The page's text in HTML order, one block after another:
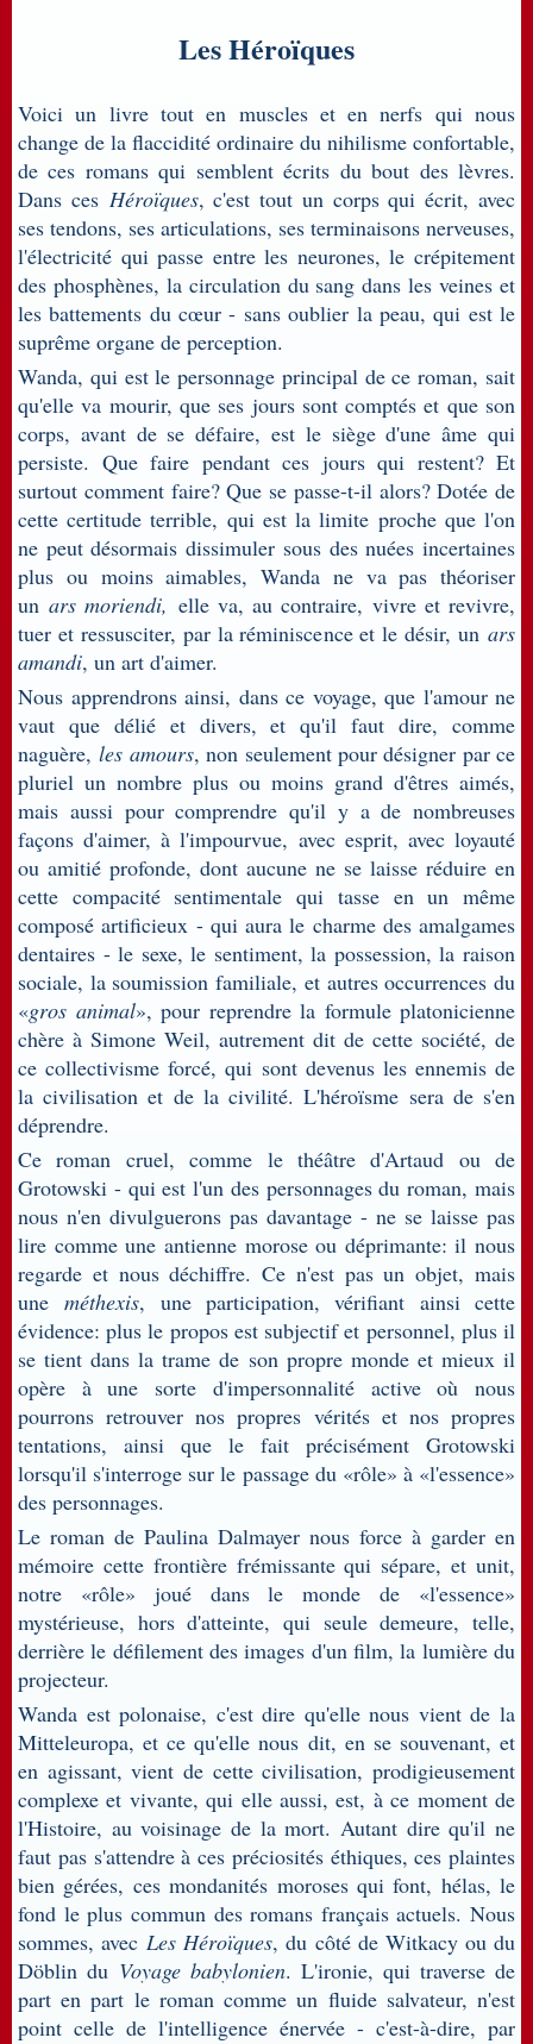
Les Héroïques
Voici un livre tout en muscles et en nerfs qui nous
change de la flaccidité ordinaire du nihilisme confortable,
de ces romans qui semblent écrits du bout des lèvres.
Dans ces Héroïques, c'est tout un corps qui écrit, avec
ses tendons, ses articulations, ses terminaisons nerveuses,
l'électricité qui passe entre les neurones, le crépitement
des phosphènes, la circulation du sang dans les veines et
les battements du cœur - sans oublier la peau, qui est le
suprême organe de perception.
Wanda, qui est le personnage principal de ce roman, sait
qu'elle va mourir, que ses jours sont comptés et que son
corps, avant de se défaire, est le siège d'une âme qui
persiste. Que faire pendant ces jours qui restent? Et
surtout comment faire? Que se passe-t-il alors? Dotée de
cette certitude terrible, qui est la limite proche que l'on
ne peut désormais dissimuler sous des nuées incertaines
plus ou moins aimables, Wanda ne va pas théoriser
unars moriendi, elle va, au contraire, vivre et revivre,
tuer et ressusciter, par la réminiscence et le désir, un ars
amandi, un art d'aimer.
Nous apprendrons ainsi, dans ce voyage, que l'amour ne
vaut que délié et divers, et qu'il faut dire, comme
naguère,les amours, non seulement pour désigner par ce
pluriel un nombre plus ou moins grand d'êtres aimés,
mais aussi pour comprendre qu'il y a de nombreuses
façons d'aimer, à l'impourvue, avec esprit, avec loyauté
ou amitié profonde, dont aucune ne se laisse réduire en
cette compacité sentimentale qui tasse en un même
composé artificieux - qui aura le charme des amalgames
dentaires - le sexe, le sentiment, la possession, la raison
sociale, la soumission familiale, et autres occurrences du
«gros animal», pour reprendre la formule platonicienne
chère à Simone Weil, autrement dit de cette société, de
ce collectivisme forcé, qui sont devenus les ennemis de
la civilisation et de la civilité. L'héroïsme sera de s'en
déprendre.
Ce roman cruel, comme le théâtre d'Artaud ou de
Grotowski - qui est l'un des personnages du roman, mais
nous n'en divulguerons pas davantage - ne se laisse pas
lire comme une antienne morose ou déprimante: il nous
regarde et nous déchiffre. Ce n'est pas un objet, mais
uneméthexis, une participation, vérifiant ainsi cette
évidence: plus le propos est subjectif et personnel, plus il
se tient dans la trame de son propre monde et mieux il
opère à une sorte d'impersonnalité active où nous
pourrons retrouver nos propres vérités et nos propres
tentations, ainsi que le fait précisément Grotowski
lorsqu'il s'interroge sur le passage du «rôle» à «l'essence»
des personnages.
Le roman de Paulina Dalmayer nous force à garder en
mémoire cette frontière frémissante qui sépare, et unit,
notre «rôle» joué dans le monde de «l'essence»
mystérieuse, hors d'atteinte, qui seule demeure, telle,
derrière le défilement des images d'un film, la lumière du
projecteur.
Wanda est polonaise, c'est dire qu'elle nous vient de la
Mitteleuropa, et ce qu'elle nous dit, en se souvenant, et
en agissant, vient de cette civilisation, prodigieusement
complexe et vivante, qui elle aussi, est, à ce moment de
l'Histoire, au voisinage de la mort. Autant dire qu'il ne
faut pas s'attendre à ces préciosités éthiques, ces plaintes
bien gérées, ces mondanités moroses qui font, hélas, le
fond le plus commun des romans français actuels. Nous
sommes, avecLes Héroïques, du côté de Witkacy ou du
Döblin du Voyage babylonien. L'ironie, qui traverse de
part en part le roman comme un fluide salvateur, n'est
point celle de l'intelligence énervée - c'est-à-dire, par